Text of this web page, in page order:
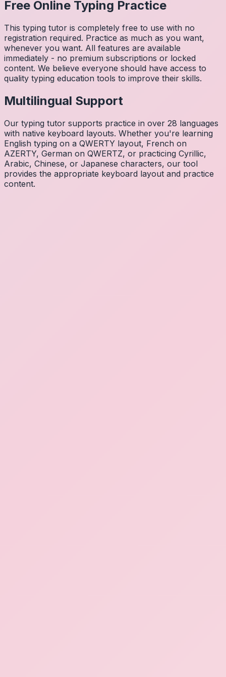
Free Online Typing Practice
This typing tutor is completely free to use with no
registration required. Practice as much as you want,
whenever you want. All features are available
immediately - no premium subscriptions or locked
content. We believe everyone should have access to
quality typing education tools to improve their skills.
Multilingual Support
Our typing tutor supports practice in over 28 languages
with native keyboard layouts. Whether you're learning
English typing on a QWERTY layout, French on
AZERTY, German on QWERTZ, or practicing Cyrillic,
Arabic, Chinese, or Japanese characters, our tool
provides the appropriate keyboard layout and practice
content.